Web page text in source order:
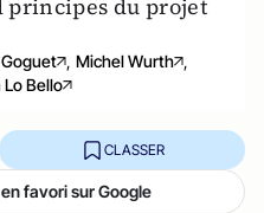
principes du projet
, Michel Wurth ,
Lo Bello
CLASSER
favori sur Google